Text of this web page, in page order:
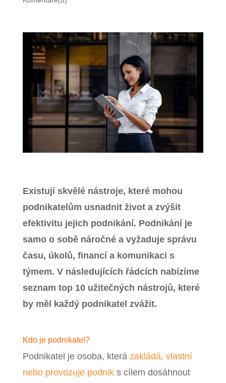
Zavřít menu
Existují skvělé nástroje, které mohou
podnikatelům usnadnit život a zvýšit
efektivitu jejich podnikání. Podnikání je
samo o sobě náročné a vyžaduje správu
času, úkolů, financí a komunikaci s
týmem. V následujících řádcích nabízíme
seznam top 10 užitečných nástrojů, které
by měl každý podnikatel zvážit.
Kdo je podnikatel?
Podnikatel je osoba, která zakládá, vlastní
nebo provozuje podniks cílem dosáhnout